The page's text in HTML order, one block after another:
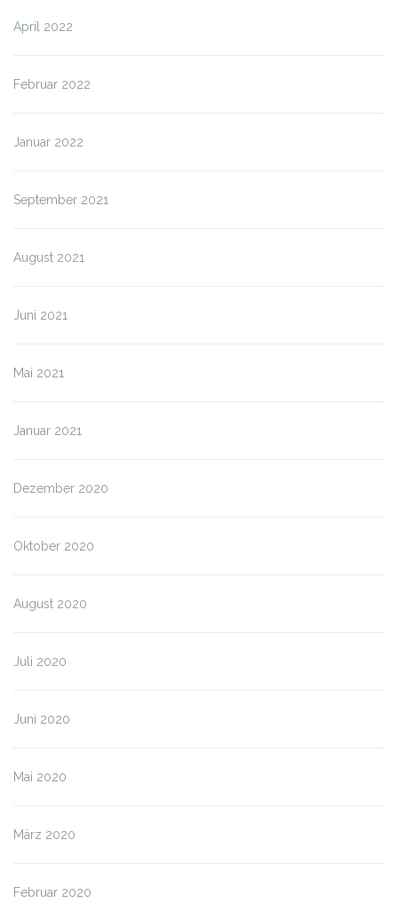
April 2022
Februar 2022
Januar 2022
September 2021
August 2021
Juni 2021
Mai 2021
Januar 2021
Dezember 2020
Oktober 2020
August 2020
Juli 2020
Juni 2020
Mai 2020
März 2020
Februar 2020